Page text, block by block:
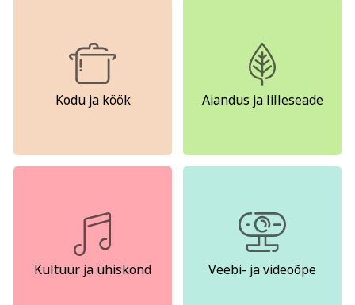
Kultuur ja ühiskond Veebi- ja videoõpe
Kodu ja köök Aiandus ja lilleseade
Kultuur ja ühiskond Veebi- ja videoõpe